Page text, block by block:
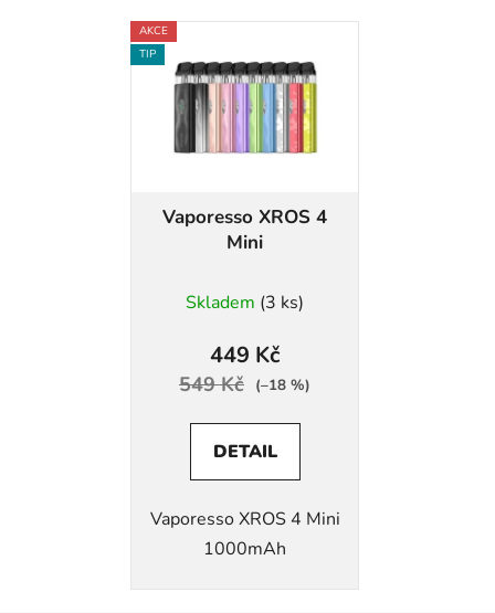
AKCE
TIP
Vaporesso XROS 4
Mini
Skladem (3 ks)
449 Kč
549 Kč (–18 %)
DETAIL
Vaporesso XROS 4 Mini
1000mAh